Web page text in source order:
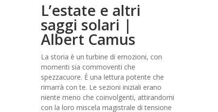
L’estate e altri
saggi solari |
Albert Camus
La storia è un turbine di emozioni, con
momenti sia commoventi che
spezzacuore. È una lettura potente che
rimarrà con te. Le sezioni iniziali erano
niente meno che coinvolgenti, attirandomi
con la loro miscela magistrale di tensione